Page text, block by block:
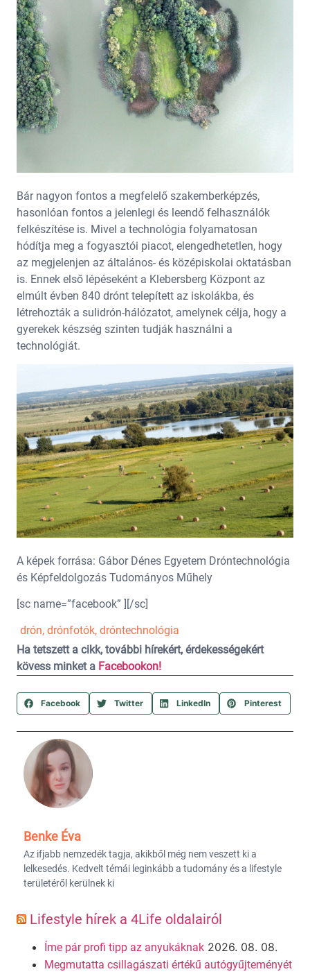
Bár nagyon fontos a megfelelő szakemberképzés,
hasonlóan fontos a jelenlegi és leendő felhasználók
felkészítése is. Mivel a technológia folyamatosan
hódítja meg a fogyasztói piacot, elengedhetetlen, hogy
az megjelenjen az általános- és középiskolai oktatásban
is. Ennek első lépéseként a Klebersberg Központ az
elmúlt évben 840 drónt telepített az iskolákba, és
létrehozták a sulidrón-hálózatot, amelynek célja, hogy a
gyerekek készség szinten tudják használni a
technológiát.
A képek forrása: Gábor Dénes Egyetem Dróntechnológia
és Képfeldolgozás Tudományos Műhely
[sc name=”facebook” ][/sc]
drón, drónfotók, dróntechnológia
Ha tetszett a cikk, további hírekért, érdekességekért
kövess minket a Facebookon!
Facebook Twitter LinkedIn Pinterest
Benke Éva
Az ifjabb nemzedék tagja, akikből még nem veszett ki a
lelkesedés. Kedvelt témái leginkább a tudomány és a lifestyle
területéről kerülnek ki
Lifestyle hírek a 4Life oldalairól
Íme pár profi tipp az anyukáknak 2026. 08. 08.
Megmutatta csillagászati értékű autógyűjteményét